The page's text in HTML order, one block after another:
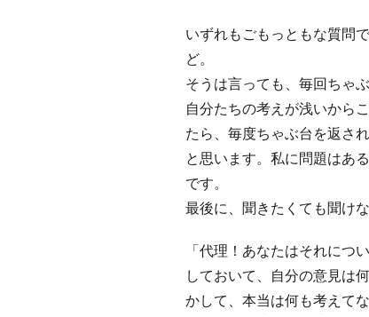
いずれもごもっともな質問
ど。
そうは言っても、毎回ちゃ
自分たちの考えが浅いから
たら、毎度ちゃぶ台を返さ
と思います。私に問題はあ
です。
最後に、聞きたくても聞け
「代理！あなたはそれにつ
しておいて、自分の意見は
かして、本当は何も考えて